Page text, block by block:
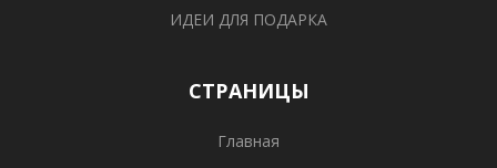
ИДЕИ ДЛЯ ПОДАРКА
СТРАНИЦЫ
Главная